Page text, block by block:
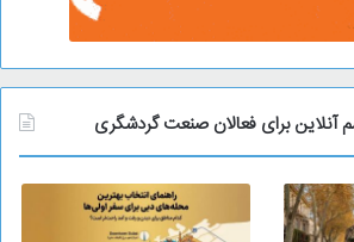
آنلاین برای فعالان صنعت گردشگری